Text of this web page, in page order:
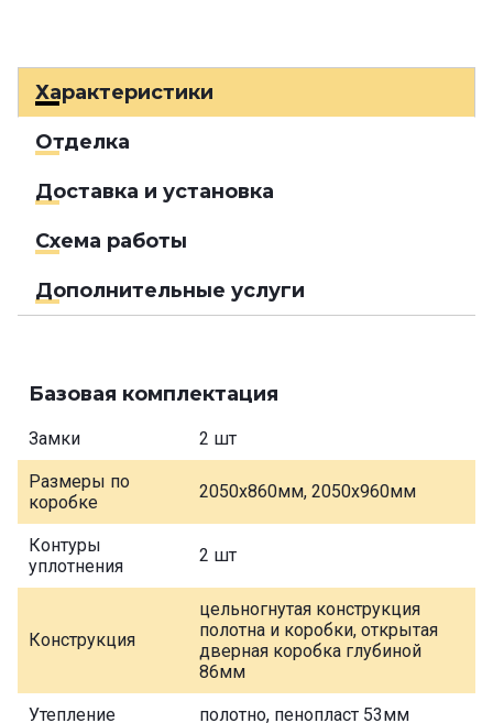
Характеристики
Отделка
Доставка и установка
Схема работы
Дополнительные услуги
Базовая комплектация
Замки 2 шт
Размеры по
коробке
2050х860мм, 2050х960мм
Контуры
уплотнения
2 шт
Конструкция
цельногнутая конструкция
полотна и коробки, открытая
дверная коробка глубиной
86мм
Утепление полотно, пенопласт 53мм